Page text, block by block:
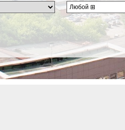
Любой ⊞